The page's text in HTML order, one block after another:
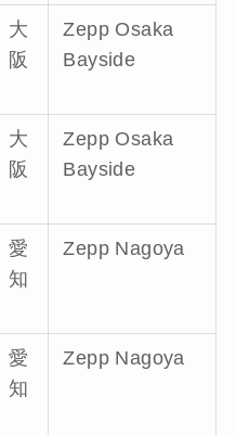
大
阪
Zepp Osaka
Bayside
大
阪
Zepp Osaka
Bayside
愛
知
Zepp Nagoya
愛
知
Zepp Nagoya